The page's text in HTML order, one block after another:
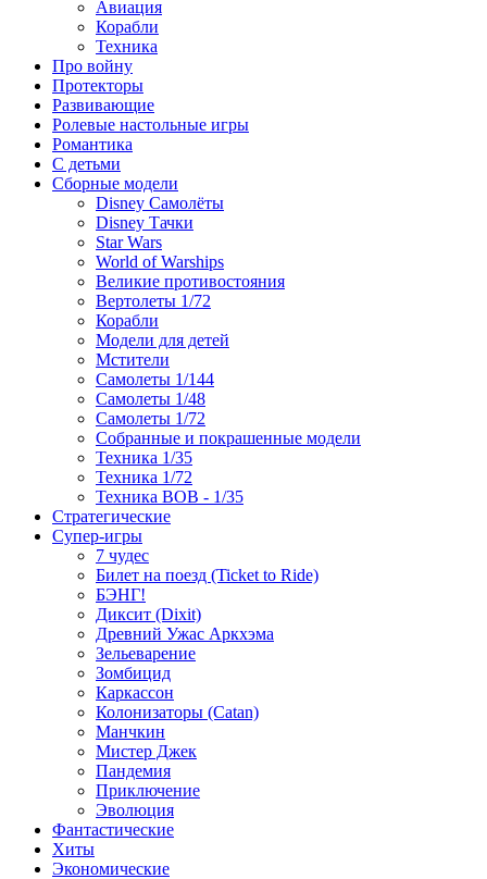
Авиация
Корабли
Техника
Про войну
Протекторы
Развивающие
Ролевые настольные игры
Романтика
С детьми
Сборные модели
Disney Самолёты
Disney Тачки
Star Wars
World of Warships
Великие противостояния
Вертолеты 1/72
Корабли
Модели для детей
Мстители
Самолеты 1/144
Самолеты 1/48
Самолеты 1/72
Собранные и покрашенные модели
Техника 1/35
Техника 1/72
Техника ВОВ - 1/35
Стратегические
Супер-игры
7 чудес
Билет на поезд (Ticket to Ride)
БЭНГ!
Диксит (Dixit)
Древний Ужас Аркхэма
Зельеварение
Зомбицид
Каркассон
Колонизаторы (Catan)
Манчкин
Мистер Джек
Пандемия
Приключение
Эволюция
Фантастические
Хиты
Экономические